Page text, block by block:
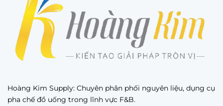
Hoàng Kim Supply: Chuyên phân phối nguyên liệu, dụng cụ
pha chế đồ uống trong lĩnh vực F&B.